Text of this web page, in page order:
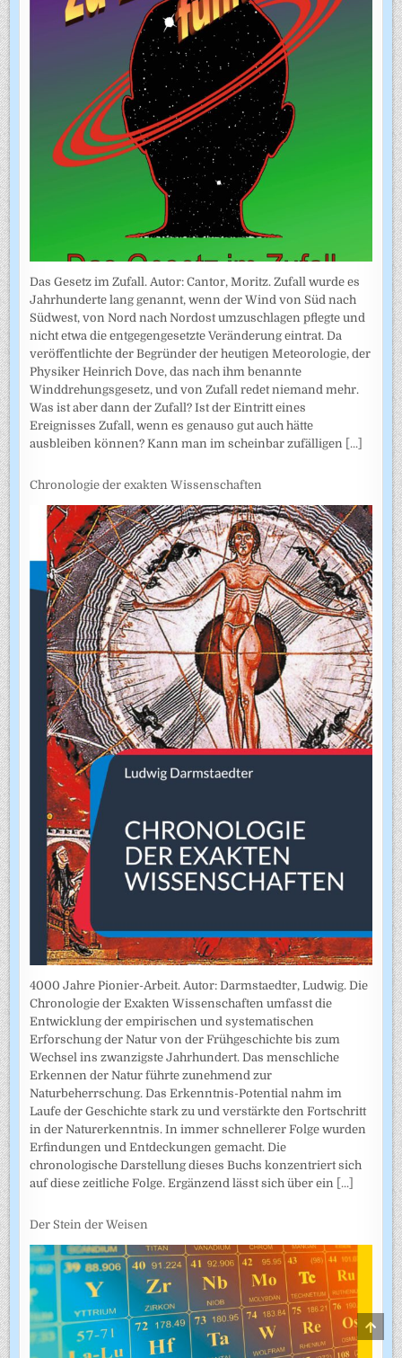
Das Gesetz im Zufall. Autor: Cantor, Moritz. Zufall wurde es
Jahrhunderte lang genannt, wenn der Wind von Süd nach
Südwest, von Nord nach Nordost umzuschlagen pflegte und
nicht etwa die entgegengesetzte Veränderung eintrat. Da
veröffentlichte der Begründer der heutigen Meteorologie, der
Physiker Heinrich Dove, das nach ihm benannte
Winddrehungsgesetz, und von Zufall redet niemand mehr.
Was ist aber dann der Zufall? Ist der Eintritt eines
Ereignisses Zufall, wenn es genauso gut auch hätte
ausbleiben können? Kann man im scheinbar zufälligen [...]
Chronologie der exakten Wissenschaften
4000 Jahre Pionier-Arbeit. Autor: Darmstaedter, Ludwig. Die
Chronologie der Exakten Wissenschaften umfasst die
Entwicklung der empirischen und systematischen
Erforschung der Natur von der Frühgeschichte bis zum
Wechsel ins zwanzigste Jahrhundert. Das menschliche
Erkennen der Natur führte zunehmend zur
Naturbeherrschung. Das Erkenntnis-Potential nahm im
Laufe der Geschichte stark zu und verstärkte den Fortschritt
in der Naturerkenntnis. In immer schnellerer Folge wurden
Erfindungen und Entdeckungen gemacht. Die
chronologische Darstellung dieses Buchs konzentriert sich
auf diese zeitliche Folge. Ergänzend lässt sich über ein [...]
Der Stein der Weisen
TO
TOP